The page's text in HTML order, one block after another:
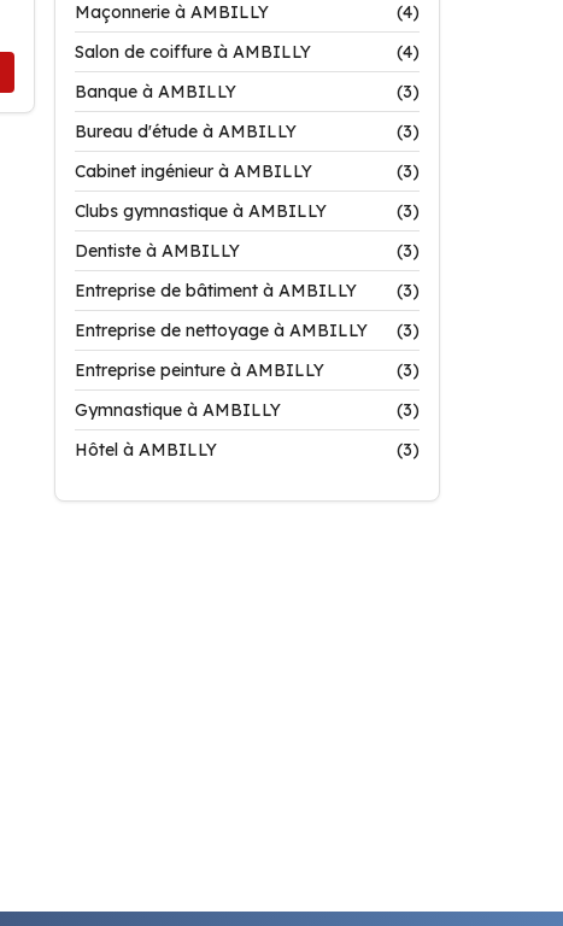
Maçonnerie à AMBILLY
(4)
Salon de coiffure à AMBILLY
(4)
Banque à AMBILLY
(3)
Bureau d'étude à AMBILLY
(3)
Cabinet ingénieur à AMBILLY
(3)
Clubs gymnastique à AMBILLY
(3)
Dentiste à AMBILLY
(3)
Entreprise de bâtiment à AMBILLY
(3)
Entreprise de nettoyage à AMBILLY
(3)
Entreprise peinture à AMBILLY
(3)
Gymnastique à AMBILLY
(3)
Hôtel à AMBILLY
(3)